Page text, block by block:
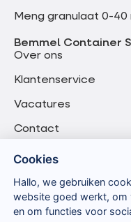
Meng granulaat 0-40
Bemmel Container
Over ons
Klantenservice
Vacatures
Contact
Cookies
Hallo, we gebruiken
website goed werkt, om
en om functies voor